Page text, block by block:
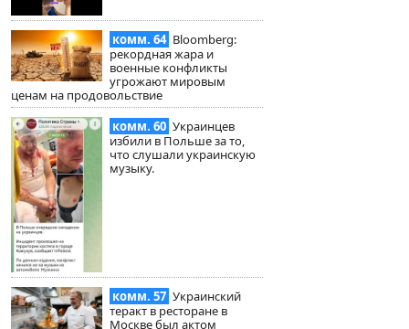
комм. 64 Bloomberg:
рекордная жара и
военные конфликты
угрожают мировым
ценам на продовольствие
комм. 60 Украинцев
избили в Польше за то,
что слушали украинскую
музыку.
комм. 57 Украинский
теракт в ресторане в
Москве был актом